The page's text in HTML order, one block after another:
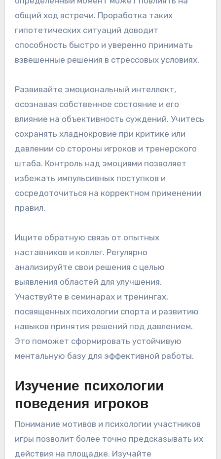
общий ход встречи. Проработка таких
гипотетических ситуаций доводит
способность быстро и уверенно принимать
взвешенные решения в стрессовых условиях.
Развивайте эмоциональный интеллект,
осознавая собственное состояние и его
влияние на объективность суждений. Учитесь
сохранять хладнокровие при критике или
давлении со стороны игроков и тренерского
штаба. Контроль над эмоциями позволяет
избежать импульсивных поступков и
сосредоточиться на корректном применении
правил.
Ищите обратную связь от опытных
наставников и коллег. Регулярно
анализируйте свои решения с целью
выявления областей для улучшения.
Участвуйте в семинарах и тренингах,
посвященных психологии спорта и развитию
навыков принятия решений под давлением.
Это поможет сформировать устойчивую
ментальную базу для эффективной работы.
Изучение психологии
поведения игроков
Понимание мотивов и психологии участников
игры позволит более точно предсказывать их
действия на площадке. Изучайте